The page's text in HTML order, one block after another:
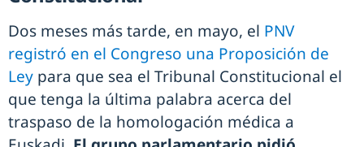
Dos meses más tarde, en mayo, el PNV
registró en el Congreso una Proposición de
Ley para que sea el Tribunal Constitucional el
que tenga la última palabra acerca del
traspaso de la homologación médica a